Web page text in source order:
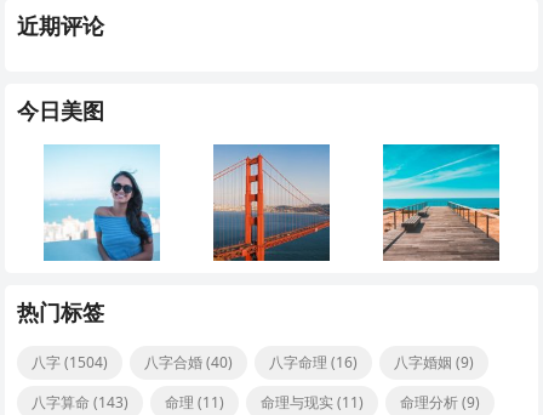
近期评论
今日美图
热门标签
八字(1504) 八字合婚(40) 八字命理 (16) 八字婚姻 (9)
八字算命 (143) 命理 (11) 命理与现实(11) 命理分析(9)